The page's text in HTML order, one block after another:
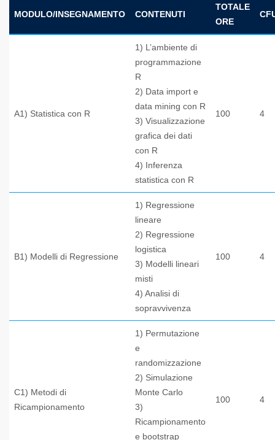
MODULO/INSEGNAMENTO CONTENUTI
TOTALE
ORE
A1) Statistica con R
1) L’ambiente di
programmazione
R
2) Data import e
data mining con R
3) Visualizzazione
grafica dei dati
con R
4) Inferenza
statistica con R
100 4
B1) Modelli di Regressione
1) Regressione
lineare
2) Regressione
logistica
3) Modelli lineari
misti
4) Analisi di
sopravvivenza
100 4
C1) Metodi di
Ricampionamento
1) Permutazione
e
randomizzazione
2) Simulazione
Monte Carlo
3)
Ricampionamento
e bootstrap
100 4